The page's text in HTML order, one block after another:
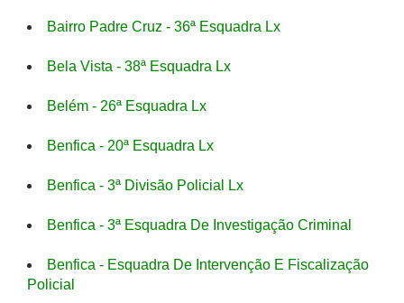
Bairro Padre Cruz - 36ª Esquadra Lx
Bela Vista - 38ª Esquadra Lx
Belém - 26ª Esquadra Lx
Benfica - 20ª Esquadra Lx
Benfica - 3ª Divisão Policial Lx
Benfica - 3ª Esquadra De Investigação Criminal
Benfica - Esquadra De Intervenção E Fiscalização
Policial